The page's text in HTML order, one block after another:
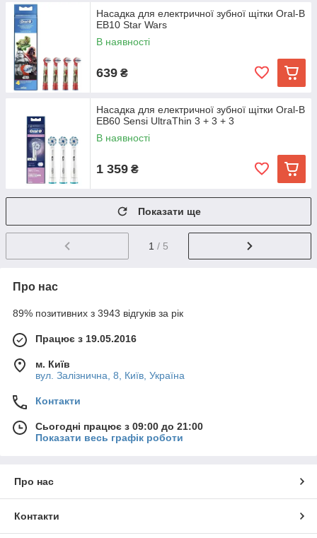
Насадка для електричної зубної щітки Oral-B
EB10 Star Wars
В наявності
639 ₴
Насадка для електричної зубної щітки Oral-B
EB60 Sensi UltraThin 3 + 3 + 3
В наявності
1 359 ₴
Показати ще
1 / 5
Про нас
89% позитивних з 3943 відгуків за рік
Працює з 19.05.2016
м. Київ
вул. Залізнична, 8, Київ, Україна
Контакти
Сьогодні працює з 09:00 до 21:00
Показати весь графік роботи
Про нас
Контакти